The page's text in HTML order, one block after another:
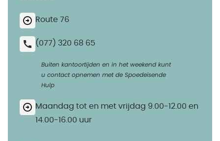
Route 76
(077) 320 68 65
Buiten kantoortijden en in het weekend kunt
u contact opnemen met de Spoedeisende
Hulp
Maandag tot en met vrijdag 9.00-12.00 en
14.00-16.00 uur